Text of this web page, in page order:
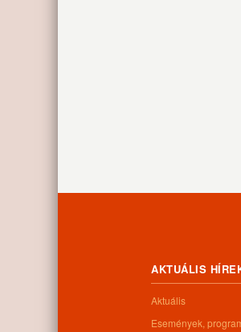
AKTUÁLIS
Aktuális
Események,